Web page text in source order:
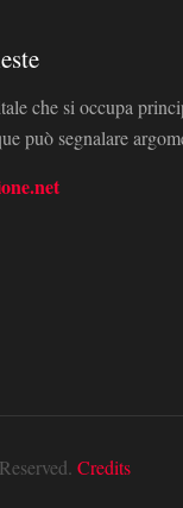
che si occupa
può segnalare
Credits